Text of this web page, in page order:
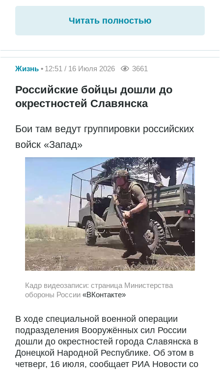
Читать полностью
Жизнь 12:51 / 16 Июля 2026 3661
Российские бойцы дошли до
окрестностей Славянска
Бои там ведут группировки российских
войск «Запад»
Кадр видеозаписи: страница Министерства
обороны России «ВКонтакте»
В ходе специальной военной операции
подразделения Вооружённых сил России
дошли до окрестностей города Славянска в
Донецкой Народной Республике. Об этом в
четверг, 16 июля, сообщает РИА Новости со